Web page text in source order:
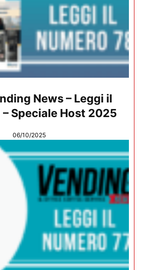
News – Leggi il
Speciale Host 2025
06/10/2025